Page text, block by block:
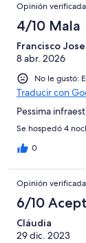
Opinión verificada
4/10 Mala
Francisco Jose
8 abr. 2026
No le gustó:
Traducir con
Pessima
Se hospedó 4
0
Opinión verificada
6/10
Cláudia
29 dic. 2023